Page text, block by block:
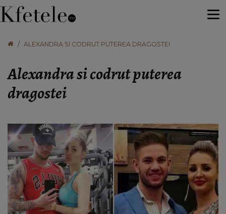
ALEXANDRA SI CODRUT PUTEREA DRAGOSTEI
Alexandra si codrut puterea
dragostei